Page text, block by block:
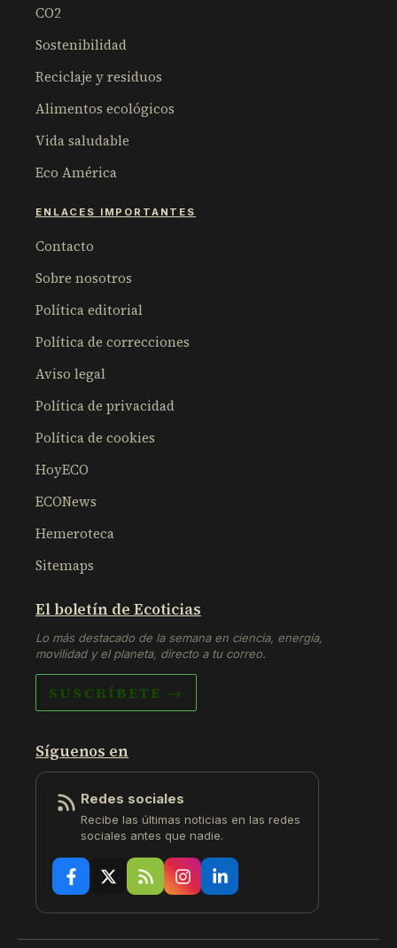
CO2
Sostenibilidad
Reciclaje y residuos
Alimentos ecológicos
Vida saludable
Eco América
ENLACES IMPORTANTES
Contacto
Sobre nosotros
Política editorial
Política de correcciones
Aviso legal
Política de privacidad
Política de cookies
HoyECO
ECONews
Hemeroteca
Sitemaps
El boletín de Ecoticias
Lo más destacado de la semana en ciencia, energía,
movilidad y el planeta, directo a tu correo.
SUSCRÍBETE →
Síguenos en
Redes sociales
Recibe las últimas noticias en las redes
sociales antes que nadie.